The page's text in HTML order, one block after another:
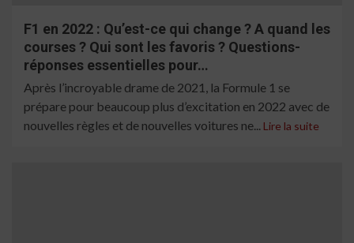
F1 en 2022 : Qu’est-ce qui change ? A quand les
courses ? Qui sont les favoris ? Questions-
réponses essentielles pour…
Après l’incroyable drame de 2021, la Formule 1 se
prépare pour beaucoup plus d’excitation en 2022 avec de
nouvelles règles et de nouvelles voitures ne... Lire la suite